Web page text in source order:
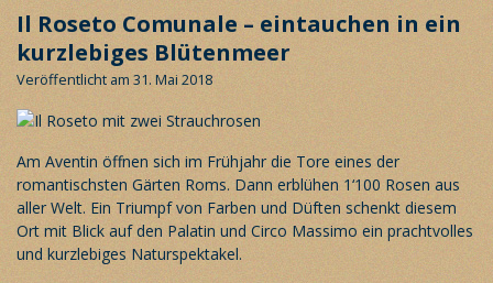
Il Roseto Comunale – eintauchen in ein
kurzlebiges Blütenmeer
Veröffentlicht am 31. Mai 2018
Am Aventin öffnen sich im Frühjahr die Tore eines der
romantischsten Gärten Roms. Dann erblühen 1‘100 Rosen aus
aller Welt. Ein Triumpf von Farben und Düften schenkt diesem
Ort mit Blick auf den Palatin und Circo Massimo ein prachtvolles
und kurzlebiges Naturspektakel.